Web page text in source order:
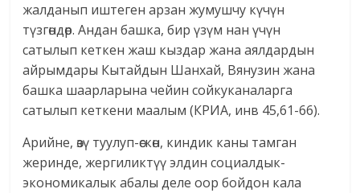
жалданып иштеген арзан жумушчу күчүн
түзгөндөр. Андан башка, бир үзүм нан үчүн
сатылып кеткен жаш кыздар жана аялдардын
айрымдары Кытайдын Шанхай, Вянузин жана
башка шаарларына чейин сойкуканаларга
сатылып кеткени маалым (КРИА, инв 45,61-66).
Арийне, өзү туулуп-өскөн, киндик каны тамган
жеринде, жергиликтүү элдин социалдык-
экономикалык абалы деле оор бойдон кала